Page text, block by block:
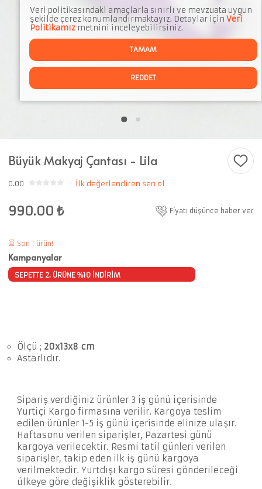
Büyük Makyaj Çantası - Lila
0.00 İlk değerlendiren sen ol
990.00 ₺ Fiyatı düşünce haber ver
Son 1 ürün!
Kampanyalar
SEPETTE 2. ÜRÜNE %10 İNDİRİM
Ölçü ; 20x13x8 cm
Astarlıdır.
Sipariş verdiğiniz ürünler 3 iş günü içerisinde
Yurtiçi Kargo firmasına verilir. Kargoya teslim
edilen ürünler 1-5 iş günü içerisinde elinize ulaşır.
Haftasonu verilen siparişler, Pazartesi günü
kargoya verilecektir. Resmi tatil günleri verilen
siparişler, takip eden ilk iş günü kargoya
verilmektedir. Yurtdışı kargo süresi gönderileceği
ülkeye göre değişiklik gösterebilir.
Veri politikasındaki amaçlarla sınırlı ve mevzuata uygun
şekilde çerez konumlandırmaktayız. Detaylar için Veri
Politikamızmetnini inceleyebilirsiniz.
TAMAM
REDDET